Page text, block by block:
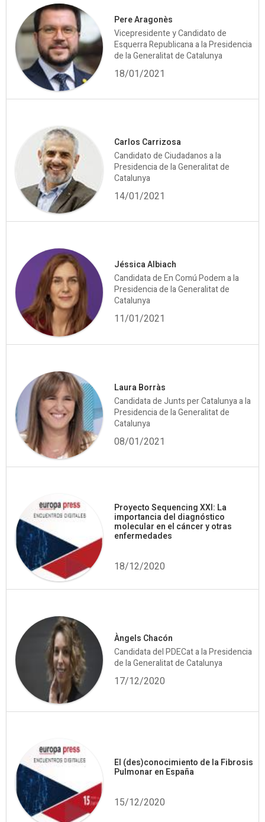
Pere Aragonès
Vicepresidente y Candidato de
Esquerra Republicana a la Presidencia
de la Generalitat de Catalunya
18/01/2021
Carlos Carrizosa
Candidato de Ciudadanos a la
Presidencia de la Generalitat de
Catalunya
14/01/2021
Jéssica Albiach
Candidata de En Comú Podem a la
Presidencia de la Generalitat de
Catalunya
11/01/2021
Laura Borràs
Candidata de Junts per Catalunya a la
Presidencia de la Generalitat de
Catalunya
08/01/2021
Proyecto Sequencing XXI: La
importancia del diagnóstico
molecular en el cáncer y otras
enfermedades
18/12/2020
Àngels Chacón
Candidata del PDECat a la Presidencia
de la Generalitat de Catalunya
17/12/2020
El (des)conocimiento de la Fibrosis
Pulmonar en España
15/12/2020